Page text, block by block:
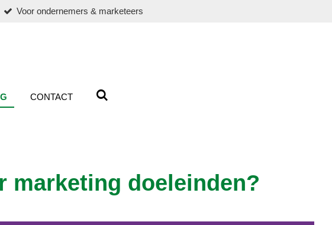
Voor ondernemers & marketeers
CONTACT
marketing doeleinden?